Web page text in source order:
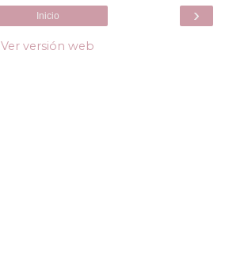
›
Inicio
Ver versión web